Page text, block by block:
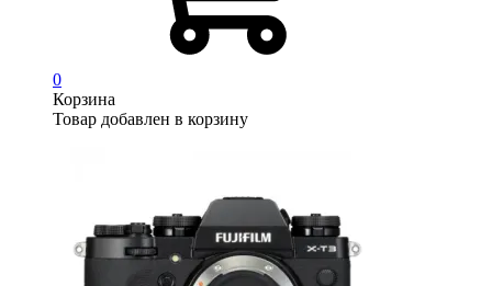
0
Корзина
Товар добавлен в корзину